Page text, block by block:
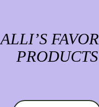
ALLI’S
PRODUCTS